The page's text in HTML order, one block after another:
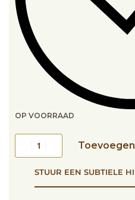
OP VOORRAAD
STUUR EEN SUBTIELE